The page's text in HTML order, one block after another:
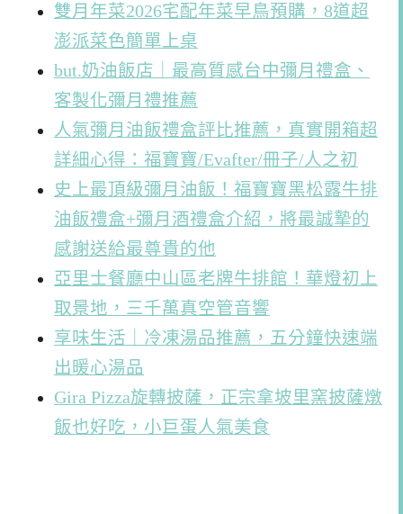
雙月年菜2026宅配年菜早鳥預購，8道超
澎派菜色簡單上桌
but.奶油飯店｜最高質感台中彌月禮盒、
客製化彌月禮推薦
人氣彌月油飯禮盒評比推薦，真實開箱超
詳細心得：福寶寶/Evafter/冊子/人之初
史上最頂級彌月油飯！福寶寶黑松露牛排
油飯禮盒+彌月酒禮盒介紹，將最誠摯的
感謝送給最尊貴的他
亞里士餐廳中山區老牌牛排館！華燈初上
取景地，三千萬真空管音響
享味生活｜冷凍湯品推薦，五分鐘快速端
出暖心湯品
Gira Pizza旋轉披薩，正宗拿坡里窯披薩燉
飯也好吃，小巨蛋人氣美食